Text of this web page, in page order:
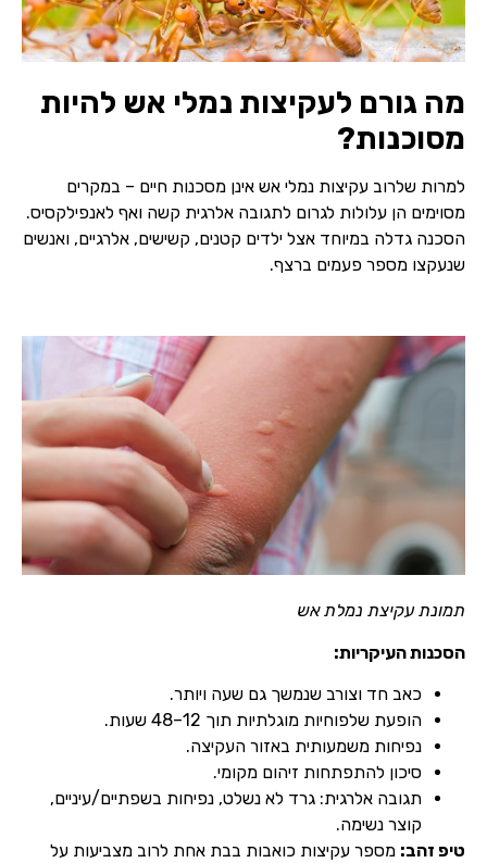
מה גורם לעקיצות נמלי אש להיות
מסוכנות?
למרות שלרוב עקיצות נמלי אש אינן מסכנות חיים – במקרים
מסוימים הן עלולות לגרום לתגובה אלרגית קשה ואף לאנפילקסיס.
הסכנה גדלה במיוחד אצל ילדים קטנים, קשישים, אלרגיים, ואנשים
שנעקצו מספר פעמים ברצף.
תמונת עקיצת נמלת אש
הסכנות העיקריות:
כאב חד וצורב שנמשך גם שעה ויותר.
הופעת שלפוחיות מוגלתיות תוך 12–48 שעות.
נפיחות משמעותית באזור העקיצה.
סיכון להתפתחות זיהום מקומי.
תגובה אלרגית: גרד לא נשלט, נפיחות בשפתיים/עיניים,
קוצר נשימה.
טיפ זהב: מספר עקיצות כואבות בבת אחת לרוב מצביעות על